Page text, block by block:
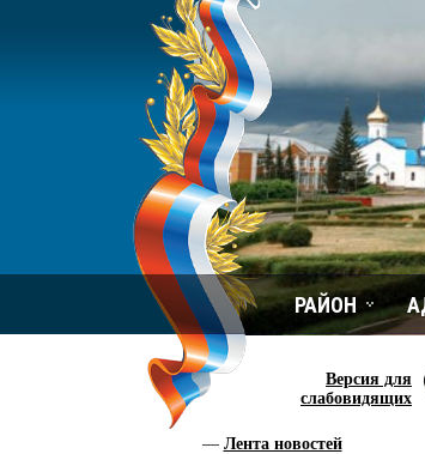
РАЙОН
Версия для
слабовидящих
Лента новостей